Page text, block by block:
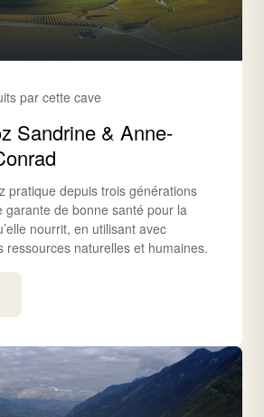
par cette cave
Sandrine & Anne-
pratique depuis trois générations
garante de bonne santé pour la
nourrit, en utilisant avec
ressources naturelles et humaines.